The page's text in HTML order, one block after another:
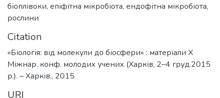
біоплівоки, епіфітна мікробіота, ендофітна мікробіота,
рослини
Citation
«Біологія: від молекули до біосфери» : матеріали X
Міжнар. конф. молодих учених (Харків, 2–4 груд.2015
р.). – Харків., 2015
URI